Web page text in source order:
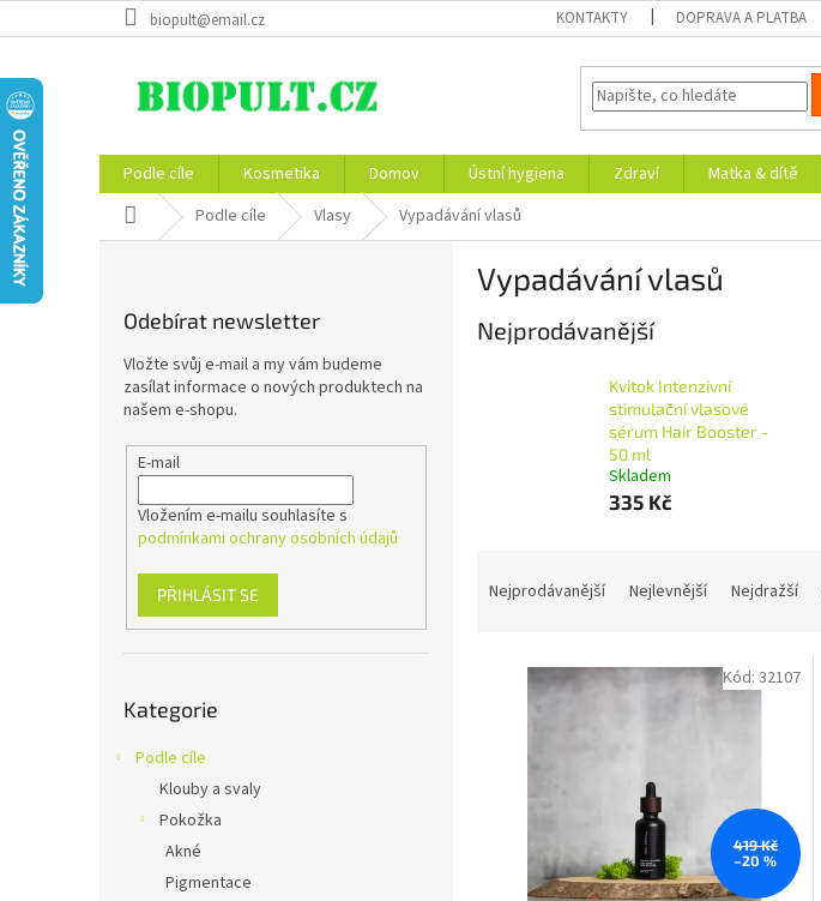
na
biopult@email.cz KONTAKTY DOPRAVA A PLATBA
Podle cíle Kosmetika Domov Ústní hygiena Zdraví Matka & dítě
Domů Podle cíle Vlasy Vypadávání vlasů
Odebírat newsletter
Vložte svůj e-mail a my vám budeme
zasílat informace o nových produktech na
našem e-shopu.
E-mail
Vložením e-mailu souhlasíte s
podmínkami ochrany osobních údajů
PŘIHLÁSIT SE
kategorie
Kategorie
Podle cíle
Klouby a svaly
Pokožka
Akné
Pigmentace
Vypadávání vlasů
Nejprodávanější
Kvitok Intenzivní
stimulační vlasové
sérum Hair Booster -
50 ml
Skladem
335 Kč
Nejprodávanější Nejlevnější Nejdražší
419 Kč
–20 %
Kód: 32107